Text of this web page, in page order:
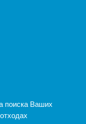
поиска Ваших